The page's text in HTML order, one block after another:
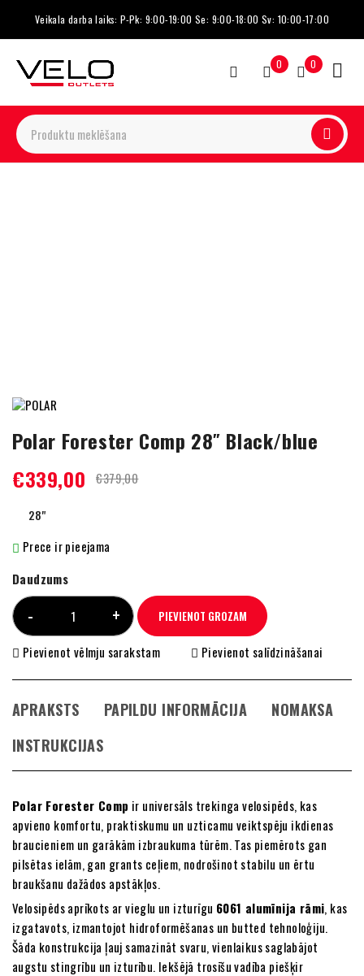
Veikala darba laiks: P-Pk: 9:00-19:00 Se: 9:00-18:00 Sv: 10:00-17:00
0 0
Polar Forester Comp 28″ Black/blue
€379,00
€339,00
28"
Prece ir pieejama
Daudzums
PIEVIENOT GROZAM
Pievienot vēlmju sarakstam Pievienot salīdzināšanai
APRAKSTS PAPILDU INFORMĀCIJA
NOMAKSA
INSTRUKCIJAS
Polar Forester Comp ir universāls trekinga velosipēds, kas
apvieno komfortu, praktiskumu un uzticamu veiktspēju ikdienas
braucieniem un garākām izbraukuma tūrēm. Tas piemērots gan
pilsētas ielām, gan grants ceļiem, nodrošinot stabilu un ērtu
braukšanu dažādos apstākļos.
Velosipēds aprīkots ar vieglu un izturīgu 6061 alumīnija rāmi, kas
izgatavots, izmantojot hidroformēšanas un butted tehnoloģiju.
Šāda konstrukcija ļauj samazināt svaru, vienlaikus saglabājot
augstu stingrību un izturību. Iekšējā trosīšu vadība piešķir